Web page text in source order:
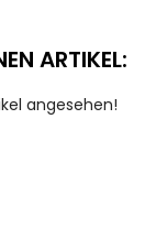
ARTIKEL:
angesehen!